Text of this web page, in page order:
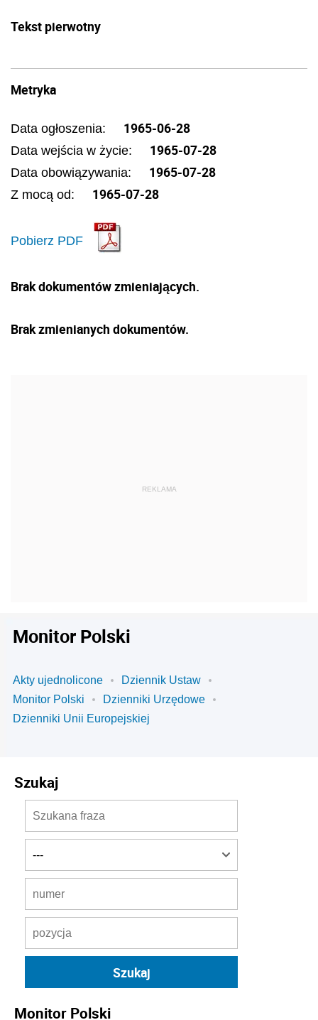
Tekst pierwotny
Metryka
Data ogłoszenia: 1965-06-28
Data wejścia w życie: 1965-07-28
Data obowiązywania: 1965-07-28
Z mocą od: 1965-07-28
Pobierz PDF
Brak dokumentów zmieniających.
Brak zmienianych dokumentów.
Monitor Polski
Akty ujednolicone
Dziennik Ustaw
Monitor Polski
Dzienniki Urzędowe
Dzienniki Unii Europejskiej
Szukaj
Monitor Polski